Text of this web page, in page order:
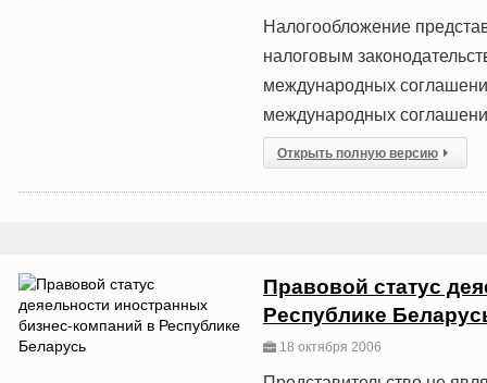
Налогообложение
налоговым
международных
международных
Открыть полную версию
Правовой статус
Республике
18 октября 2006